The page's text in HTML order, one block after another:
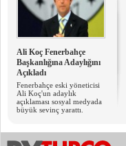
Ali Koç Fenerbahçe
Başkanlığına Adaylığını
Açıkladı
Fenerbahçe eski yöneticisi
Ali Koç'un adaylık
açıklaması sosyal medyada
büyük sevinç yarattı.